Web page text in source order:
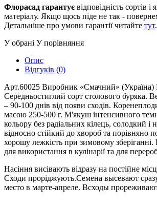
Флорасад гарантує відповідність сортів і
матеріалу. Якщо щось піде не так -
Детальніше про умови гарантії читайте тут.
У обрані У порівняння
Опис
Відгуків (0)
Арт.60025 Виробник «Смачний» (Україна)
Середньостиглий сорт столового буряка.
– 90-100 днів від появи сходів.
масою 250-500 г. М'якуш інтенсивного
кольору без радіальних кілець, солодкий і
відносно стійкий до хвороб та порівняно
хорошу лежкість при зимовому
для використання в кулінарії та для
Насіння висівають відразу на постійне
Сходи проріджують.Семена высевают
место в марте-апреле. Всходы